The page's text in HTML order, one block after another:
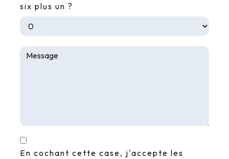
six plus un ?
En cochant cette case, j'accepte les